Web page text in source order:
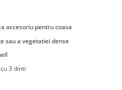
accesoriu pentru coasa
sau a vegetatiei dense
3 dinti